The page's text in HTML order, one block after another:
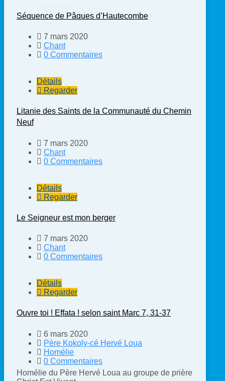
Séquence de Pâques d’Hautecombe
7 mars 2020
Chant
0 Commentaires
Détails
Regarder
Litanie des Saints de la Communauté du Chemin
Neuf
7 mars 2020
Chant
0 Commentaires
Détails
Regarder
Le Seigneur est mon berger
7 mars 2020
Chant
0 Commentaires
Détails
Regarder
Ouvre toi ! Effata ! selon saint Marc 7, 31-37
6 mars 2020
Père Kokoly-cé Hervé Loua
Homélie
0 Commentaires
Homélie du Père Hervé Loua au groupe de prière